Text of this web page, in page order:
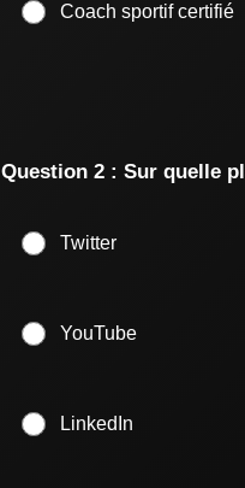
Coach sportif certifié
Question 2 : Sur quelle
Twitter
YouTube
LinkedIn